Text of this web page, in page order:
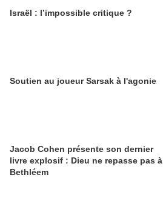
Israël : l’impossible critique ?
Soutien au joueur Sarsak à l'agonie
Jacob Cohen présente son dernier
livre explosif : Dieu ne repasse pas à
Bethléem